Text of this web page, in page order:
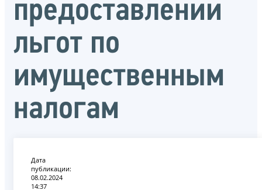
предоставлении
льгот по
имущественным
налогам
Дата
публикации:
08.02.2024
14:37